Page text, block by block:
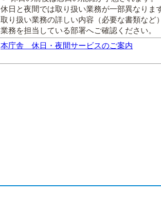
休日と夜間では取り扱い業務が一部異なりま
取り扱い業務の詳しい内容（必要な書類など
業務を担当している部署へご確認ください。
本庁舎 休日・夜間サービスのご案内